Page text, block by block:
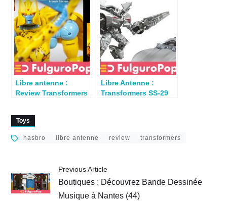
Sebtimus Zblex
TFToyBox
Libre antenne :
Review Transformers
Libre Antenne :
Transformers SS-29
Toys
hasbro libre antenne review transformers
Previous Article
Boutiques : Découvrez Bande Dessinée
Musique à Nantes (44)